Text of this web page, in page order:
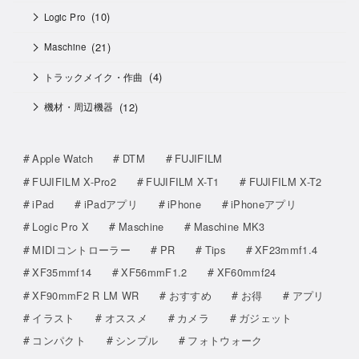
Logic Pro (10)
Maschine (21)
トラックメイク・作曲 (4)
機材・周辺機器 (12)
Apple Watch DTM
FUJIFILM
FUJIFILM X-Pro2
FUJIFILM X-T1
FUJIFILM X-T2
iPad
iPadアプリ iPhone
iPhoneアプリ
Logic Pro X
Maschine
Maschine MK3
MIDIコントローラー
PR Tips
XF23mmf1.4
XF35mmf14
XF56mmF1.2
XF60mmf24
XF90mmF2 R LM WR
おすすめ お得
アプリ
イラスト
オススメ カメラ
ガジェット
コンパクト
シンプル
フォトウォーク